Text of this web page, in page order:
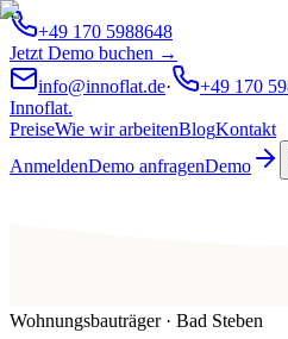
+49 170 5988648
Jetzt Demo buchen →
info@innoflat.de·
+49 170
Innoflat.
PreiseWie wir arbeitenBlogKontakt
AnmeldenDemo anfragenDemo
Wohnungsbauträger · Bad Steben